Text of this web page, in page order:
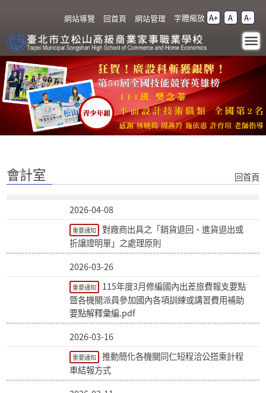
網站導覽 回首頁 網站管理 字體縮放 A+ A A-
會計室 - 臺北市立松山高級
商業家事職業學校
:::
會計室 回首頁
2026-04-08
重要通知
對廠商出具之「銷貨退回、進貨退出或
折讓證明單」之處理原則
2026-03-26
重要通知
115年度3月修編國內出差旅費報支要點
暨各機關派員參加國內各項訓練或講習費用補助
要點解釋彙編.pdf
2026-03-16
重要通知
推動簡化各機關同仁短程洽公搭乘計程
車結報方式